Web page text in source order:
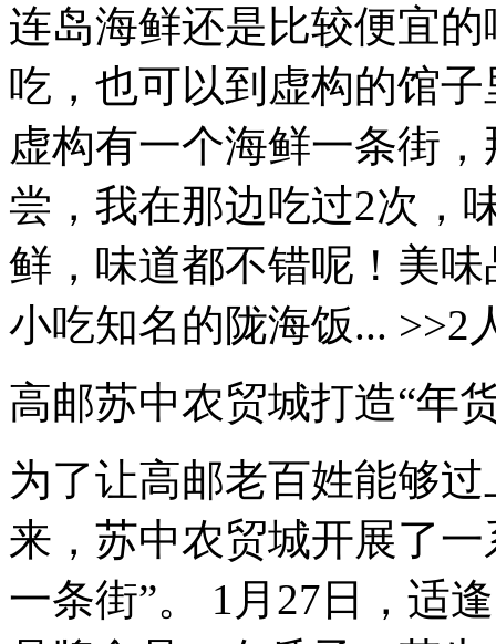
连岛海鲜还是比较便宜
吃，也可以到虚构的馆
虚构有一个海鲜一条街
尝，我在那边吃过2次，
鲜，味道都不错呢！美
小吃知名的陇海饭... >>2
高邮苏中农贸城打造“年
为了让高邮老百姓能够
来，苏中农贸城开展了
一条街”。 1月27日，适